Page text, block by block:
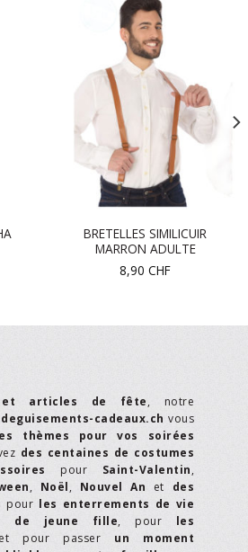
BRETELLES SIMILICUIR
MARRON ADULTE
8,90 CHF
et articles de fête, notre
deguisements-cadeaux.ch vous
thèmes pour vos soirées
des centaines de costumes
pour Saint-Valentin,
, Noël, Nouvel An et des
pour les enterrements de vie
de jeune fille, pour les
pour passer un moment